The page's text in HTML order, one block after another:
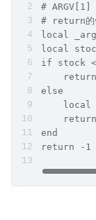
# ARGV[1]
# return的
local
local
if stock <
else
local
end
return -1